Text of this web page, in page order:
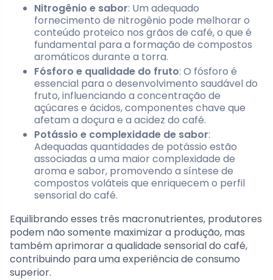
Nitrogênio e sabor: Um adequado
fornecimento de nitrogênio pode melhorar o
conteúdo proteico nos grãos de café, o que é
fundamental para a formação de compostos
aromáticos durante a torra.
Fósforo e qualidade do fruto: O fósforo é
essencial para o desenvolvimento saudável do
fruto, influenciando a concentração de
açúcares e ácidos, componentes chave que
afetam a doçura e a acidez do café.
Potássio e complexidade de sabor:
Adequadas quantidades de potássio estão
associadas a uma maior complexidade de
aroma e sabor, promovendo a síntese de
compostos voláteis que enriquecem o perfil
sensorial do café.
Equilibrando esses três macronutrientes, produtores
podem não somente maximizar a produção, mas
também aprimorar a qualidade sensorial do café,
contribuindo para uma experiência de consumo
superior.